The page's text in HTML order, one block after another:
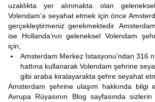
uzaklıkta yer alınmakta olan
Volendam’a seyahat etmek için önce
gerçekleştirmeniz gerekmektedir.
ise Hollanda’nın geleneksel Volendam
için;
Amsterdam Merkez İstasyonu'ndan 316
hattına kullanarak Volendam şehrine
gibi araba kiralayarakta şehre seyahat
Amsterdam şehrine ulaşım hakkında bilgi
Avrupa Rüyasının Blog sayfasında sizlerin